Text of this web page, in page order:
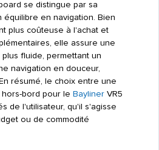
se distingue par sa
en navigation. Bien
plus coûteuse à l'achat et
elle assure une
fluide, permettant un
navigation en douceur,
résumé, le choix entre une
bord pour le BaylinerVR5
de l'utilisateur, qu'il s'agisse
ou de commodité